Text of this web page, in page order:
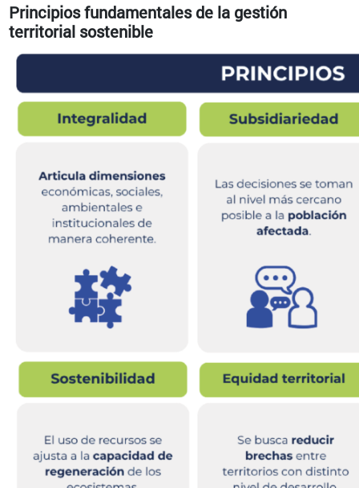
Principios fundamentales de la gestión
territorial sostenible